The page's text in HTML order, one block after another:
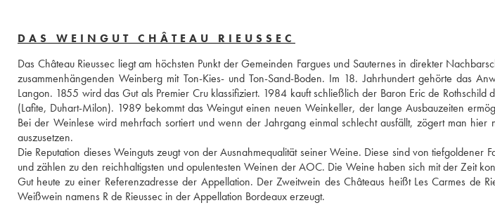
DAS WEINGUT CHÂTEAU RIEUSSEC
Das Château Rieussec liegt am höchsten Punkt der Gemeinden Fargues und Sauternes in direkter
zusammenhängenden Weinberg mit Ton-Kies- und Ton-Sand-Boden. Im 18. Jahrhundert gehörte das
Langon. 1855 wird das Gut als Premier Cru klassifiziert. 1984 kauft schließlich der Baron Eric de Rothschild
(Lafite, Duhart-Milon). 1989 bekommt das Weingut einen neuen Weinkeller, der lange Ausbauzeiten
Bei der Weinlese wird mehrfach sortiert und wenn der Jahrgang einmal schlecht ausfällt, zögert man hier
auszusetzen.
Die Reputation dieses Weinguts zeugt von der Ausnahmequalität seiner Weine. Diese sind von tiefgoldener
und zählen zu den reichhaltigsten und opulentesten Weinen der AOC. Die Weine haben sich mit der Zeit
Gut heute zu einer Referenzadresse der Appellation. Der Zweitwein des Châteaus heißt Les Carmes de
Weißwein namens R de Rieussec in der Appellation Bordeaux erzeugt.